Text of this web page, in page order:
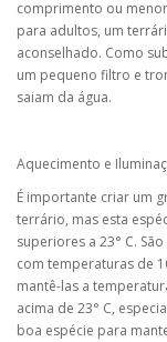
comprimento ou
para adultos, um
aconselhado. Como
um pequeno filtro e
saiam da água.
Aquecimento e
É importante criar um
terrário, mas esta
superiores a 23° C.
com temperaturas de
mantê-las a
acima de 23° C,
boa espécie para